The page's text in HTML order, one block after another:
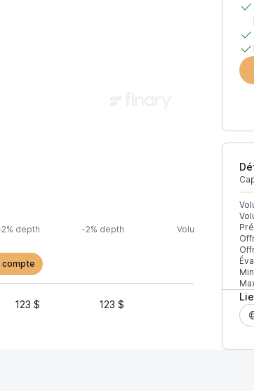
depth -2% depth Volume (24h)
compte
123 $ 123 $